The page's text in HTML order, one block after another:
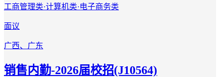
工商管理类·计算机类·电子商务类
面议
广西、广东
销售内勤-2026届校招(J10564)